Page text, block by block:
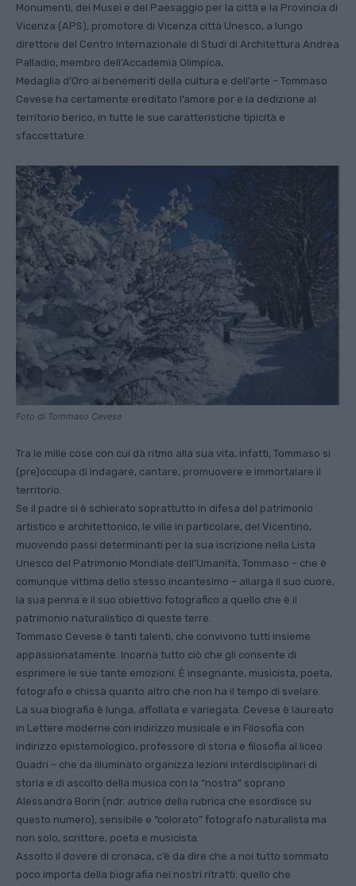
Monumenti, dei Musei e del Paesaggio per la città e la Provincia di
Vicenza (APS), promotore di Vicenza città Unesco, a lungo
direttore del Centro Internazionale di Studi di Architettura Andrea
Palladio, membro dell’Accademia Olimpica,
Medaglia d’Oro ai benemeriti della cultura e dell’arte – Tommaso
Cevese ha certamente ereditato l’amore per e la dedizione al
territorio berico, in tutte le sue caratteristiche tipicità e
sfaccettature.
Foto di Tommaso Cevese
Tra le mille cose con cui dà ritmo alla sua vita, infatti, Tommaso si
(pre)occupa di indagare, cantare, promuovere e immortalare il
territorio.
Se il padre si è schierato soprattutto in difesa del patrimonio
artistico e architettonico, le ville in particolare, del Vicentino,
muovendo passi determinanti per la sua iscrizione nella Lista
Unesco del Patrimonio Mondiale dell’Umanità, Tommaso – che è
comunque vittima dello stesso incantesimo – allarga il suo cuore,
la sua penna e il suo obiettivo fotografico a quello che è il
patrimonio naturalistico di queste terre.
Tommaso Cevese è tanti talenti, che convivono tutti insieme
appassionatamente. Incarna tutto ciò che gli consente di
esprimere le sue tante emozioni. È insegnante, musicista, poeta,
fotografo e chissà quanto altro che non ha il tempo di svelare.
La sua biografia è lunga, affollata e variegata. Cevese è laureato
in Lettere moderne con indirizzo musicale e in Filosofia con
indirizzo epistemologico, professore di storia e filosofia al liceo
Quadri – che da illuminato organizza lezioni interdisciplinari di
storia e di ascolto della musica con la “nostra” soprano
Alessandra Borin (ndr. autrice della rubrica che esordisce su
questo numero), sensibile e “colorato” fotografo naturalista ma
non solo, scrittore, poeta e musicista.
Assolto il dovere di cronaca, c’è da dire che a noi tutto sommato
poco importa della biografia nei nostri ritratti: quello che